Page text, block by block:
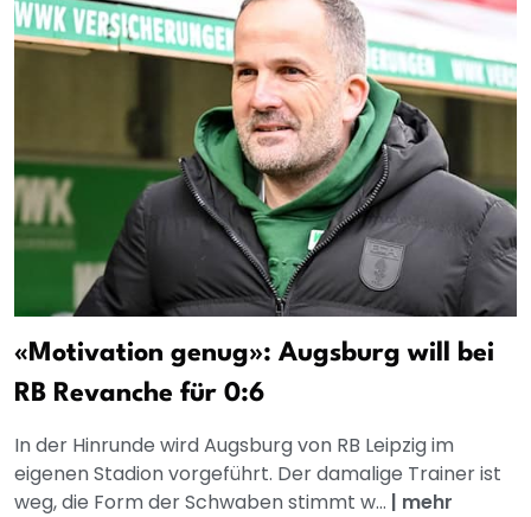
«Motivation genug»: Augsburg will bei
RB Revanche für 0:6
In der Hinrunde wird Augsburg von RB Leipzig im
eigenen Stadion vorgeführt. Der damalige Trainer ist
weg, die Form der Schwaben stimmt w... | mehr